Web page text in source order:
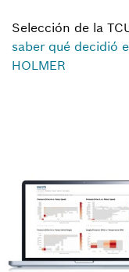
Selección de la
saber qué decidió
HOLMER